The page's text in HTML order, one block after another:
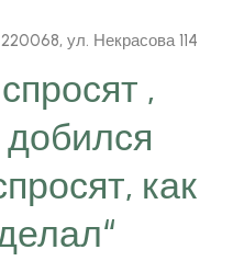
,
как
ул. Некрасова 114